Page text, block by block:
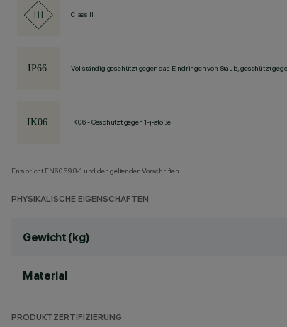
Class III
Vollständig geschützt gegen das Eindringen von Staub, geschützt
IK06 - Geschützt gegen 1-j-stöße
Entspricht EN60598-1 und den geltenden Vorschriften.
PHYSIKALISCHE EIGENSCHAFTEN
Gewicht (kg)
Material
PRODUKTZERTIFIZIERUNG